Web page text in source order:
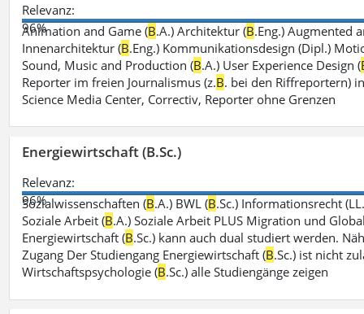
Relevanz:
96%
Animation and Game (B.A.) Architektur (B.Eng.) Augmented
Innenarchitektur (B.Eng.) Kommunikationsdesign (Dipl.)
Sound, Music and Production (B.A.) User Experience Design (
Reporter im freien Journalismus (z.B. bei den Riffreportern)
Science Media Center, Correctiv, Reporter ohne Grenzen
Energiewirtschaft (B.Sc.)
Relevanz:
96%
Sozialwissenschaften (B.A.) BWL (B.Sc.) Informationsrecht
Soziale Arbeit (B.A.) Soziale Arbeit PLUS Migration und
Energiewirtschaft (B.Sc.) kann auch dual studiert werden.
Zugang Der Studiengang Energiewirtschaft (B.Sc.) ist nicht
Wirtschaftspsychologie (B.Sc.) alle Studiengänge zeigen